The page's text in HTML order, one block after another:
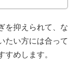
を抑えられて、な
たい方には合って
すめします。